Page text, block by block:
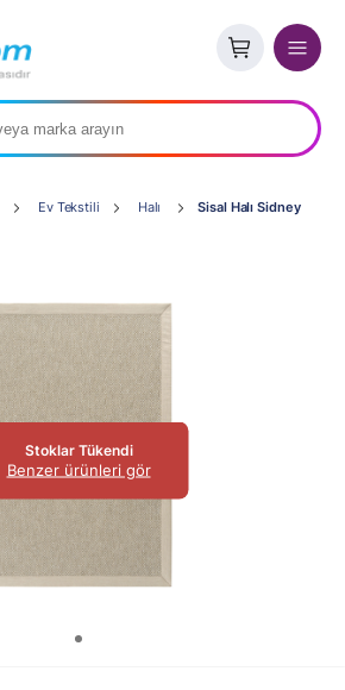
Ev Tekstili Halı
Sisal Halı Sidney
Stoklar Tükendi
Benzer ürünleri gör